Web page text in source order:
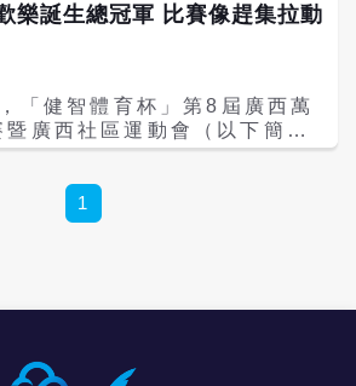
樂誕生總冠軍 比賽像趕集拉動
「健智體育杯」第8屆廣西萬
廣西社區運動會（以下簡稱
舉行。 據新浪財經報
南樂村隊憑藉精湛的球技與默
以99:73戰勝來賓市丹靈村
現場的DJ也調皮地播放出一段
1